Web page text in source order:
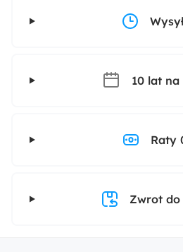
10 lat
Raty
Zwrot do